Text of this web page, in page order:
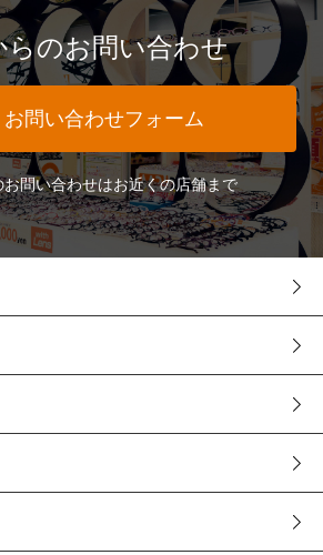
らのお問い合わせ
お問い合わせフォーム
問い合わせはお近くの店舗まで